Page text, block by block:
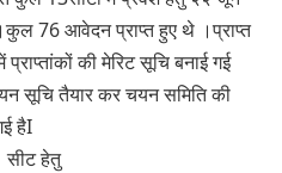
76 आवेदन प्राप्त हुए थे ।प्राप्त
की मेरिट सूचि बनाई गई
सूचि तैयार कर चयन समिति की
हैI
हेतु